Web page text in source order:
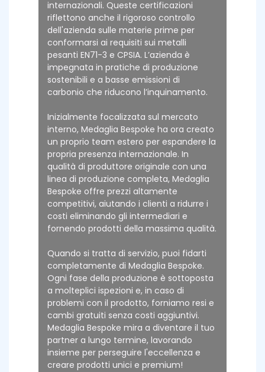
internazionali. Queste certificazioni
riflettono anche il rigoroso controllo
dell'azienda sulle materie prime per
conformarsi ai requisiti sui metalli
pesanti EN71-3 e CPSIA. L’azienda è
impegnata in pratiche di produzione
sostenibili e a basse emissioni di
carbonio che riducono l’inquinamento.
Inizialmente focalizzata sul mercato
interno, Medaglia Bespoke ha ora creato
un proprio team estero per espandere la
propria presenza internazionale. In
qualità di produttore originale con una
linea di produzione completa, Medaglia
Bespoke offre prezzi altamente
competitivi, aiutando i clienti a ridurre i
costi eliminando gli intermediari e
fornendo prodotti della massima qualità.
Quando si tratta di servizio, puoi fidarti
completamente di Medaglia Bespoke.
Ogni fase della produzione è sottoposta
a molteplici ispezioni e, in caso di
problemi con il prodotto, forniamo resi e
cambi gratuiti senza costi aggiuntivi.
Medaglia Bespoke mira a diventare il tuo
partner a lungo termine, lavorando
insieme per perseguire l'eccellenza e
creare prodotti unici e premium!